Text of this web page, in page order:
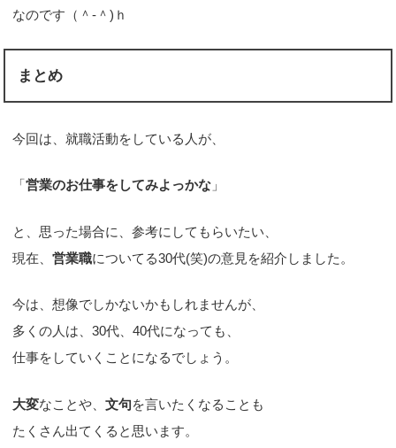
なのです（＾-＾)ｈ
まとめ
今回は、就職活動をしている人が、
「営業のお仕事をしてみよっかな 」
と、思った場合に、参考にしてもらいたい、
現在、営業職についてる30代(笑)の意見を紹介しました。
今は、想像でしかないかもしれませんが、
多くの人は、30代、40代になっても、
仕事をしていくことになるでしょう。
大変なことや、文句を言いたくなることも
たくさん出てくると思います。